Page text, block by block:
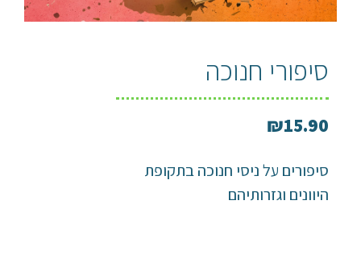
סיפורי חנוכה
₪15.90
סיפורים על ניסי חנוכה בתקופת
היוונים וגזרותיהם